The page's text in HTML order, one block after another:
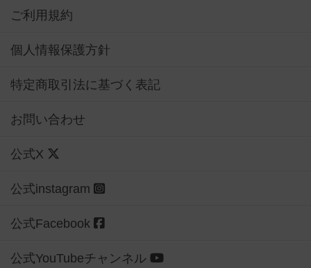
ご利用規約
個人情報保護方針
特定商取引法に基づく表記
お問い合わせ
公式X
公式instagram
公式Facebook
公式YouTubeチャンネル